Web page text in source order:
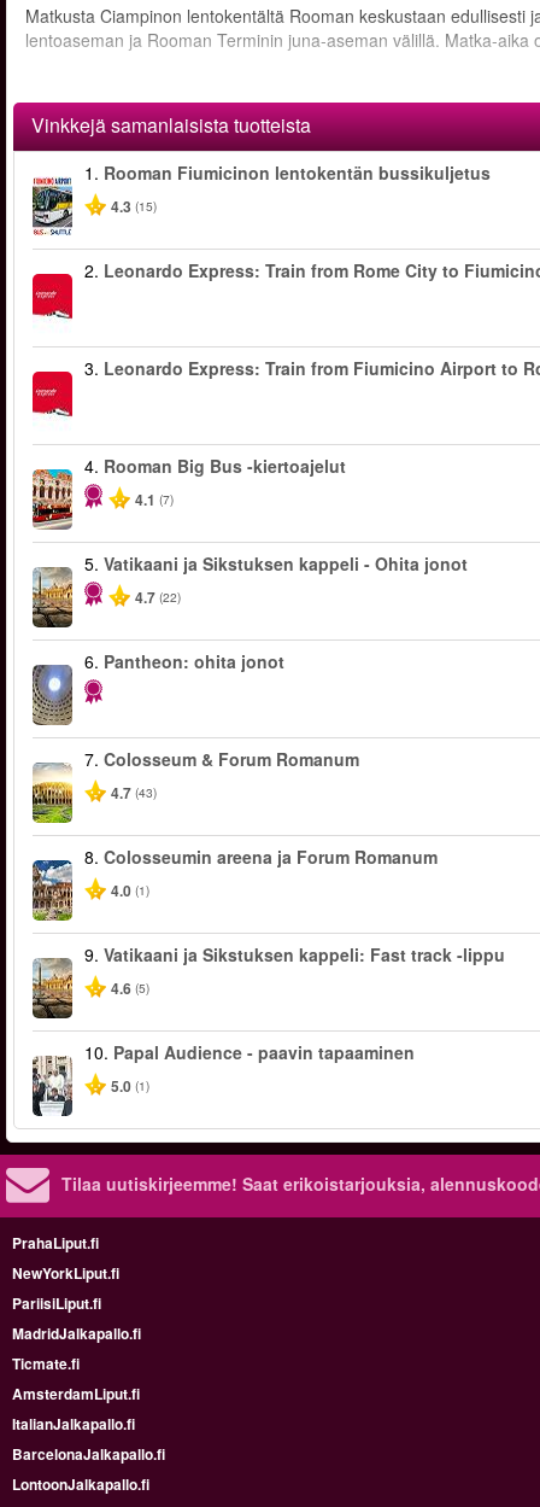
Matkusta Ciampinon lentokentältä Rooman keskustaan
lentoaseman ja Rooman Terminin juna-aseman välillä. Matka-
Vinkkejä samanlaisista tuotteista
1. Rooman Fiumicinon lentokentän bussikuljetus
4.3 (15)
2. Leonardo Express: Train from Rome City to
3. Leonardo Express: Train from Fiumicino Airport to
4. Rooman Big Bus -kiertoajelut
4.1 (7)
5. Vatikaani ja Sikstuksen kappeli - Ohita jonot
4.7 (22)
6. Pantheon: ohita jonot
7. Colosseum & Forum Romanum
4.7 (43)
8. Colosseumin areena ja Forum Romanum
4.0 (1)
9. Vatikaani ja Sikstuksen kappeli: Fast track -lippu
4.6 (5)
10. Papal Audience - paavin tapaaminen
5.0 (1)
Tilaa uutiskirjeemme! Saat erikoistarjouksia,
PrahaLiput.fi
NewYorkLiput.fi
PariisiLiput.fi
MadridJalkapallo.fi
Ticmate.fi
AmsterdamLiput.fi
ItalianJalkapallo.fi
BarcelonaJalkapallo.fi
LontoonJalkapallo.fi